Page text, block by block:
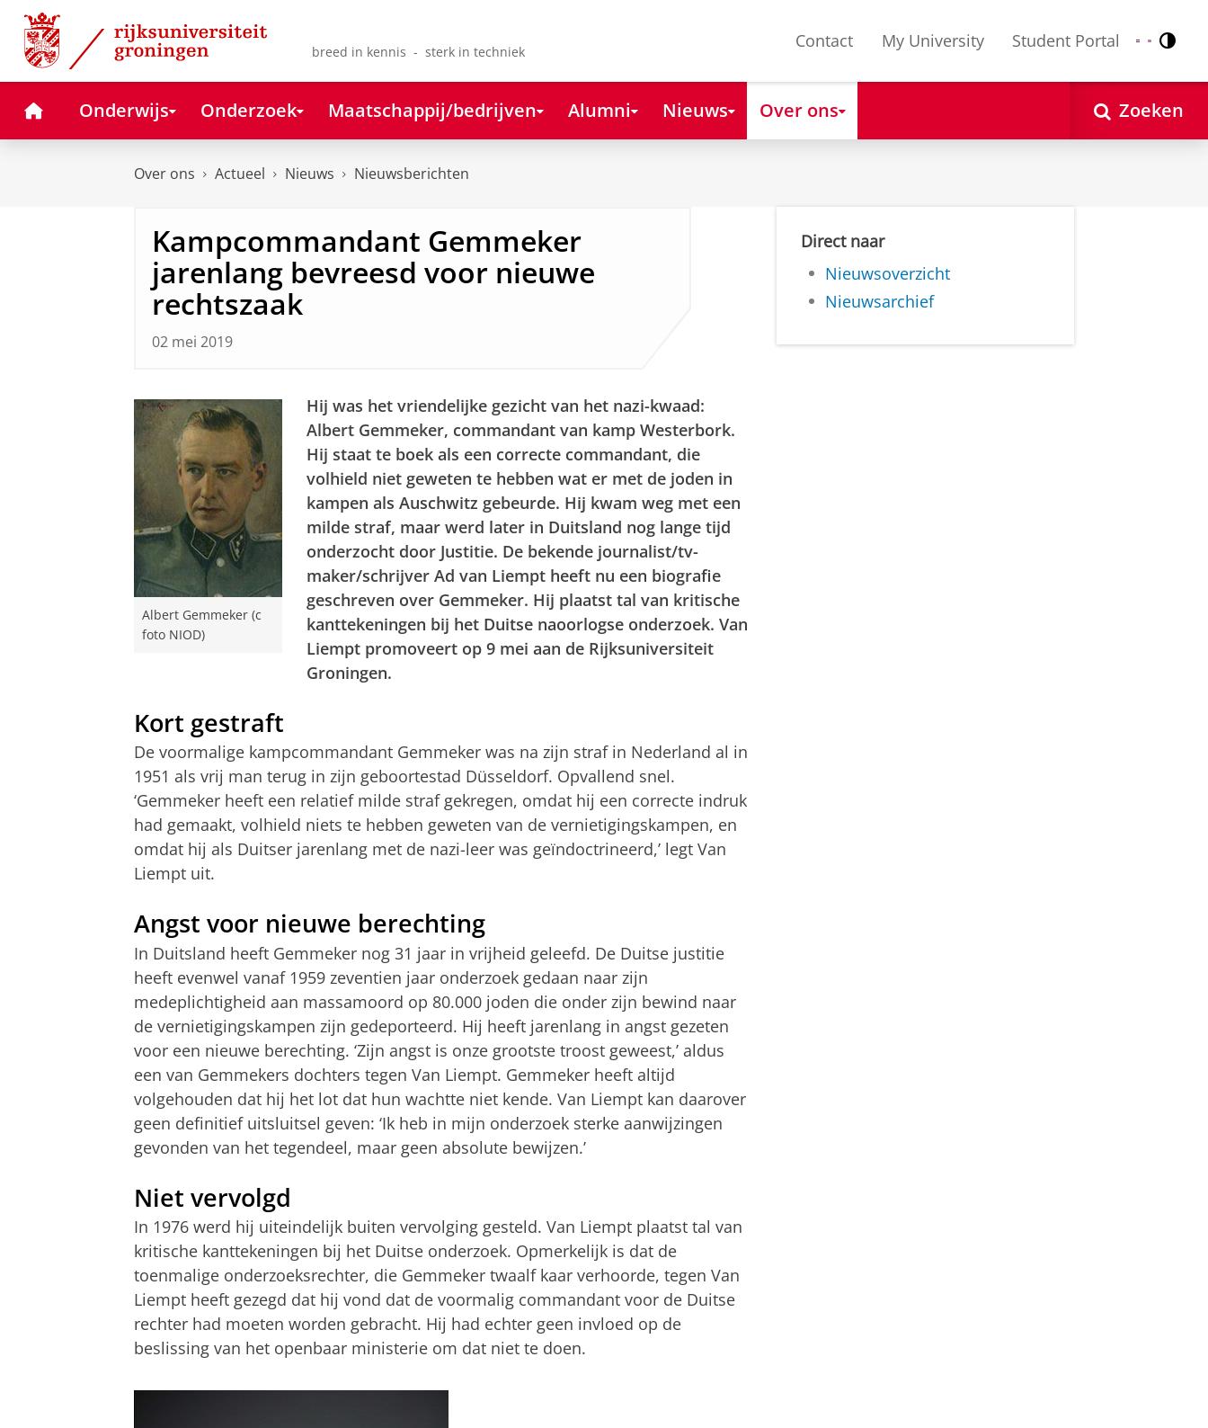
Skip
Content
Skip
Navigation
breed in kennis - sterk in techniek
Contact My University Student Portal Nederlands
English
HomeOnderwijs Onderzoek Maatschappij/bedrijven Alumni Nieuws Over ons Zoeken
Over ons Actueel Nieuws Nieuwsberichten
Kampcommandant Gemmeker
jarenlang bevreesd voor nieuwe
rechtszaak
02 mei 2019
Albert Gemmeker (c
foto NIOD)
Hij was het vriendelijke gezicht van het nazi-kwaad:
Albert Gemmeker, commandant van kamp Westerbork.
Hij staat te boek als een correcte commandant, die
volhield niet geweten te hebben wat er met de joden in
kampen als Auschwitz gebeurde. Hij kwam weg met een
milde straf, maar werd later in Duitsland nog lange tijd
onderzocht door Justitie. De bekende journalist/tv-
maker/schrijver Ad van Liempt heeft nu een biografie
geschreven over Gemmeker. Hij plaatst tal van kritische
kanttekeningen bij het Duitse naoorlogse onderzoek. Van
Liempt promoveert op 9 mei aan de Rijksuniversiteit
Groningen.
Kort gestraft
De voormalige kampcommandant Gemmeker was na zijn straf in Nederland al in
1951 als vrij man terug in zijn geboortestad Düsseldorf. Opvallend snel.
‘Gemmeker heeft een relatief milde straf gekregen, omdat hij een correcte indruk
had gemaakt, volhield niets te hebben geweten van de vernietigingskampen, en
omdat hij als Duitser jarenlang met de nazi-leer was geïndoctrineerd,’ legt Van
Liempt uit.
Angst voor nieuwe berechting
In Duitsland heeft Gemmeker nog 31 jaar in vrijheid geleefd. De Duitse justitie
heeft evenwel vanaf 1959 zeventien jaar onderzoek gedaan naar zijn
medeplichtigheid aan massamoord op 80.000 joden die onder zijn bewind naar
de vernietigingskampen zijn gedeporteerd. Hij heeft jarenlang in angst gezeten
voor een nieuwe berechting. ‘Zijn angst is onze grootste troost geweest,’ aldus
een van Gemmekers dochters tegen Van Liempt. Gemmeker heeft altijd
volgehouden dat hij het lot dat hun wachtte niet kende. Van Liempt kan daarover
geen definitief uitsluitsel geven: ‘Ik heb in mijn onderzoek sterke aanwijzingen
gevonden van het tegendeel, maar geen absolute bewijzen.’
Niet vervolgd
In 1976 werd hij uiteindelijk buiten vervolging gesteld. Van Liempt plaatst tal van
kritische kanttekeningen bij het Duitse onderzoek. Opmerkelijk is dat de
toenmalige onderzoeksrechter, die Gemmeker twaalf kaar verhoorde, tegen Van
Liempt heeft gezegd dat hij vond dat de voormalig commandant voor de Duitse
rechter had moeten worden gebracht. Hij had echter geen invloed op de
beslissing van het openbaar ministerie om dat niet te doen.
Direct naar
Nieuwsoverzicht
Nieuwsarchief